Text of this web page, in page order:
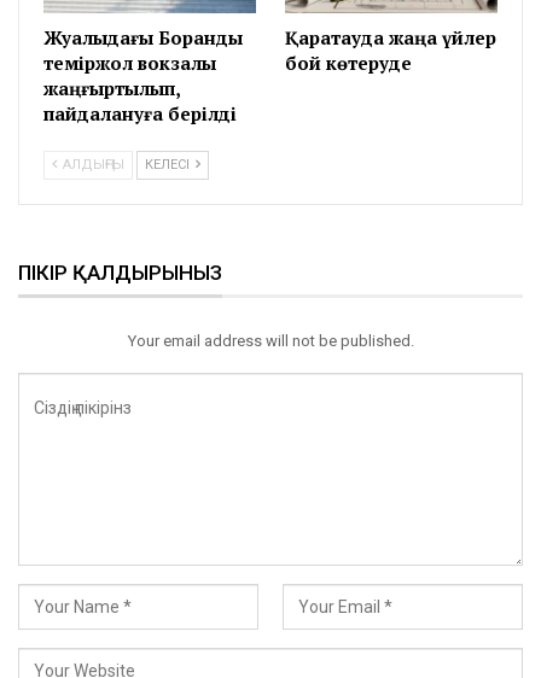
Жуалыдағы Боранды
теміржол вокзалы
жаңғыртылып,
пайдалануға берілді
Қаратауда жаңа үйлер
бой көтеруде
АЛДЫҢҒЫ КЕЛЕСІ
ПІКІР ҚАЛДЫРЫНЫЗ
Your email address will not be published.